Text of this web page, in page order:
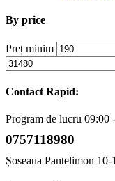
By price
Preț minim
Contact Rapid:
Program de lucru 09:00
0757118980
Șoseaua Pantelimon